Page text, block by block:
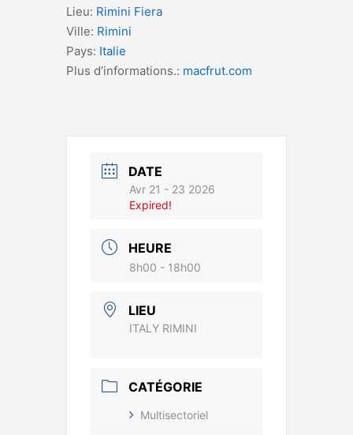
Lieu: Rimini Fiera
Ville: Rimini
Pays: Italie
Plus d’informations.: macfrut.com
DATE
Avr 21 - 23 2026
Expired!
HEURE
8h00 - 18h00
LIEU
ITALY RIMINI
CATÉGORIE
Multisectoriel